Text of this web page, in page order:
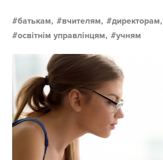
батькам, вчителям, директорам,
освітнім управлінцям,
учням